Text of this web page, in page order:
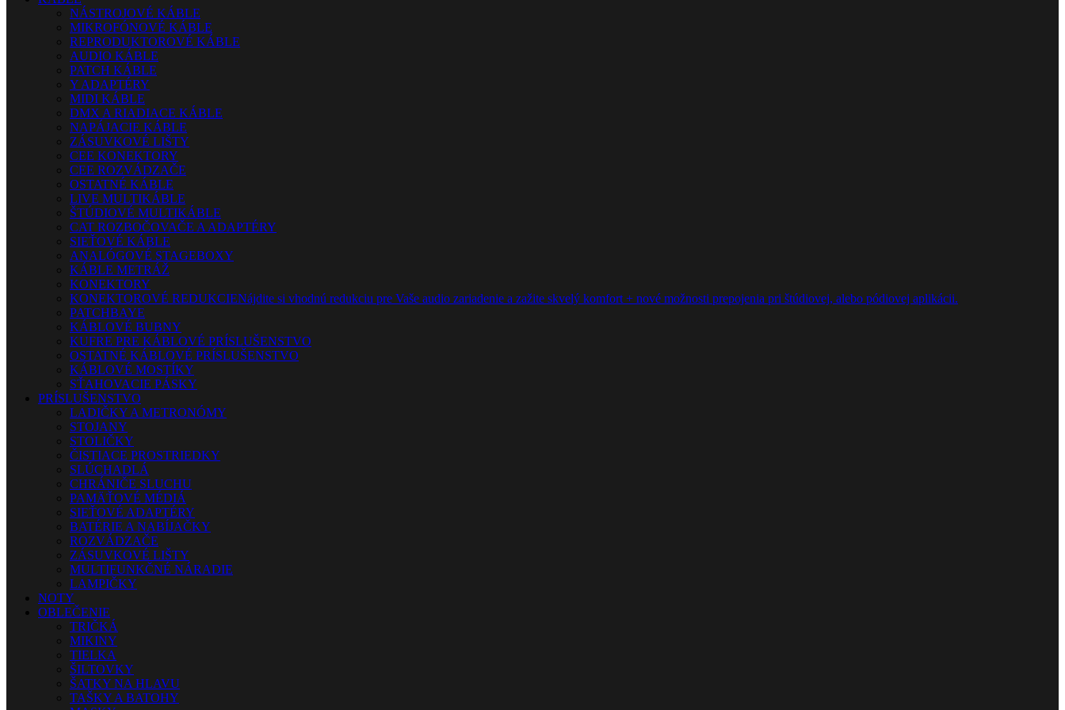
NÁSTROJOVÉ KÁBLE
MIKROFÓNOVÉ KÁBLE
REPRODUKTOROVÉ KÁBLE
AUDIO KÁBLE
PATCH KÁBLE
Y ADAPTÉRY
MIDI KÁBLE
DMX A RIADIACE KÁBLE
NAPÁJACIE KÁBLE
ZÁSUVKOVÉ LIŠTY
CEE KONEKTORY
CEE ROZVÁDZAČE
OSTATNÉ KÁBLE
LIVE MULTIKÁBLE
ŠTÚDIOVÉ MULTIKÁBLE
CAT ROZBOČOVAČE A ADAPTÉRY
SIEŤOVÉ KÁBLE
ANALÓGOVÉ STAGEBOXY
KÁBLE METRÁŽ
KONEKTORY
KONEKTOROVÉ REDUKCIENájdite si vhodnú redukciu pre Vaše audio zariadenie a zažite skvelý komfort + nové možnosti prepojenia pri štúdiovej, alebo pódiovej aplikácii.
PATCHBAYE
KÁBLOVÉ BUBNY
KUFRE PRE KÁBLOVÉ PRÍSLUŠENSTVO
OSTATNÉ KÁBLOVÉ PRÍSLUŠENSTVO
KÁBLOVÉ MOSTÍKY
SŤAHOVACIE PÁSKY
PRÍSLUŠENSTVO
LADIČKY A METRONÓMY
STOJANY
STOLIČKY
ČISTIACE PROSTRIEDKY
SLÚCHADLÁ
CHRÁNIČE SLUCHU
PAMÄŤOVÉ MÉDIÁ
SIEŤOVÉ ADAPTÉRY
BATÉRIE A NABÍJAČKY
ROZVÁDZAČE
ZÁSUVKOVÉ LIŠTY
MULTIFUNKČNÉ NÁRADIE
LAMPIČKY
NOTY
OBLEČENIE
TRIČKÁ
MIKINY
TIELKA
ŠILTOVKY
ŠATKY NA HLAVU
TAŠKY A BATOHY